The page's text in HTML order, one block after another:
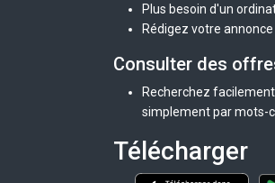
Plus besoin d'un
Rédigez votre
Consulter des
Recherchez
simplement par mots-
Télécharger